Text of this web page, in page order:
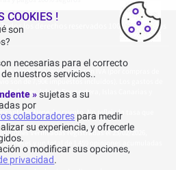
los derechos reservados 1001Neumaticos
superior o igual a 70€ con IVA (por compras de
son de 7,90€ impuestos incluidos). Los gastos de
Baleares, Isla de Formentera, Islas Canarias y
no tiene descuento. No refleja la tasa que
Verificadas registradas el 23/02/2026,
meses y un total de 1 459 opiniones acumuladas
COOKIES !
son
necesarias para el correcto
nuestros servicios..
» sujetas a su
por
colaboradores para medir
su experiencia, y ofrecerle
o modificar sus opciones,
privacidad.